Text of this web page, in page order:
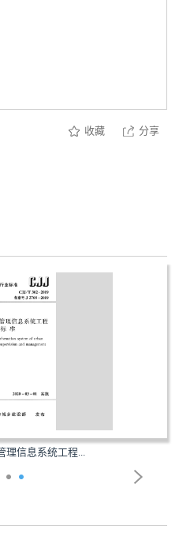
收藏 分享
理信息系统工程...